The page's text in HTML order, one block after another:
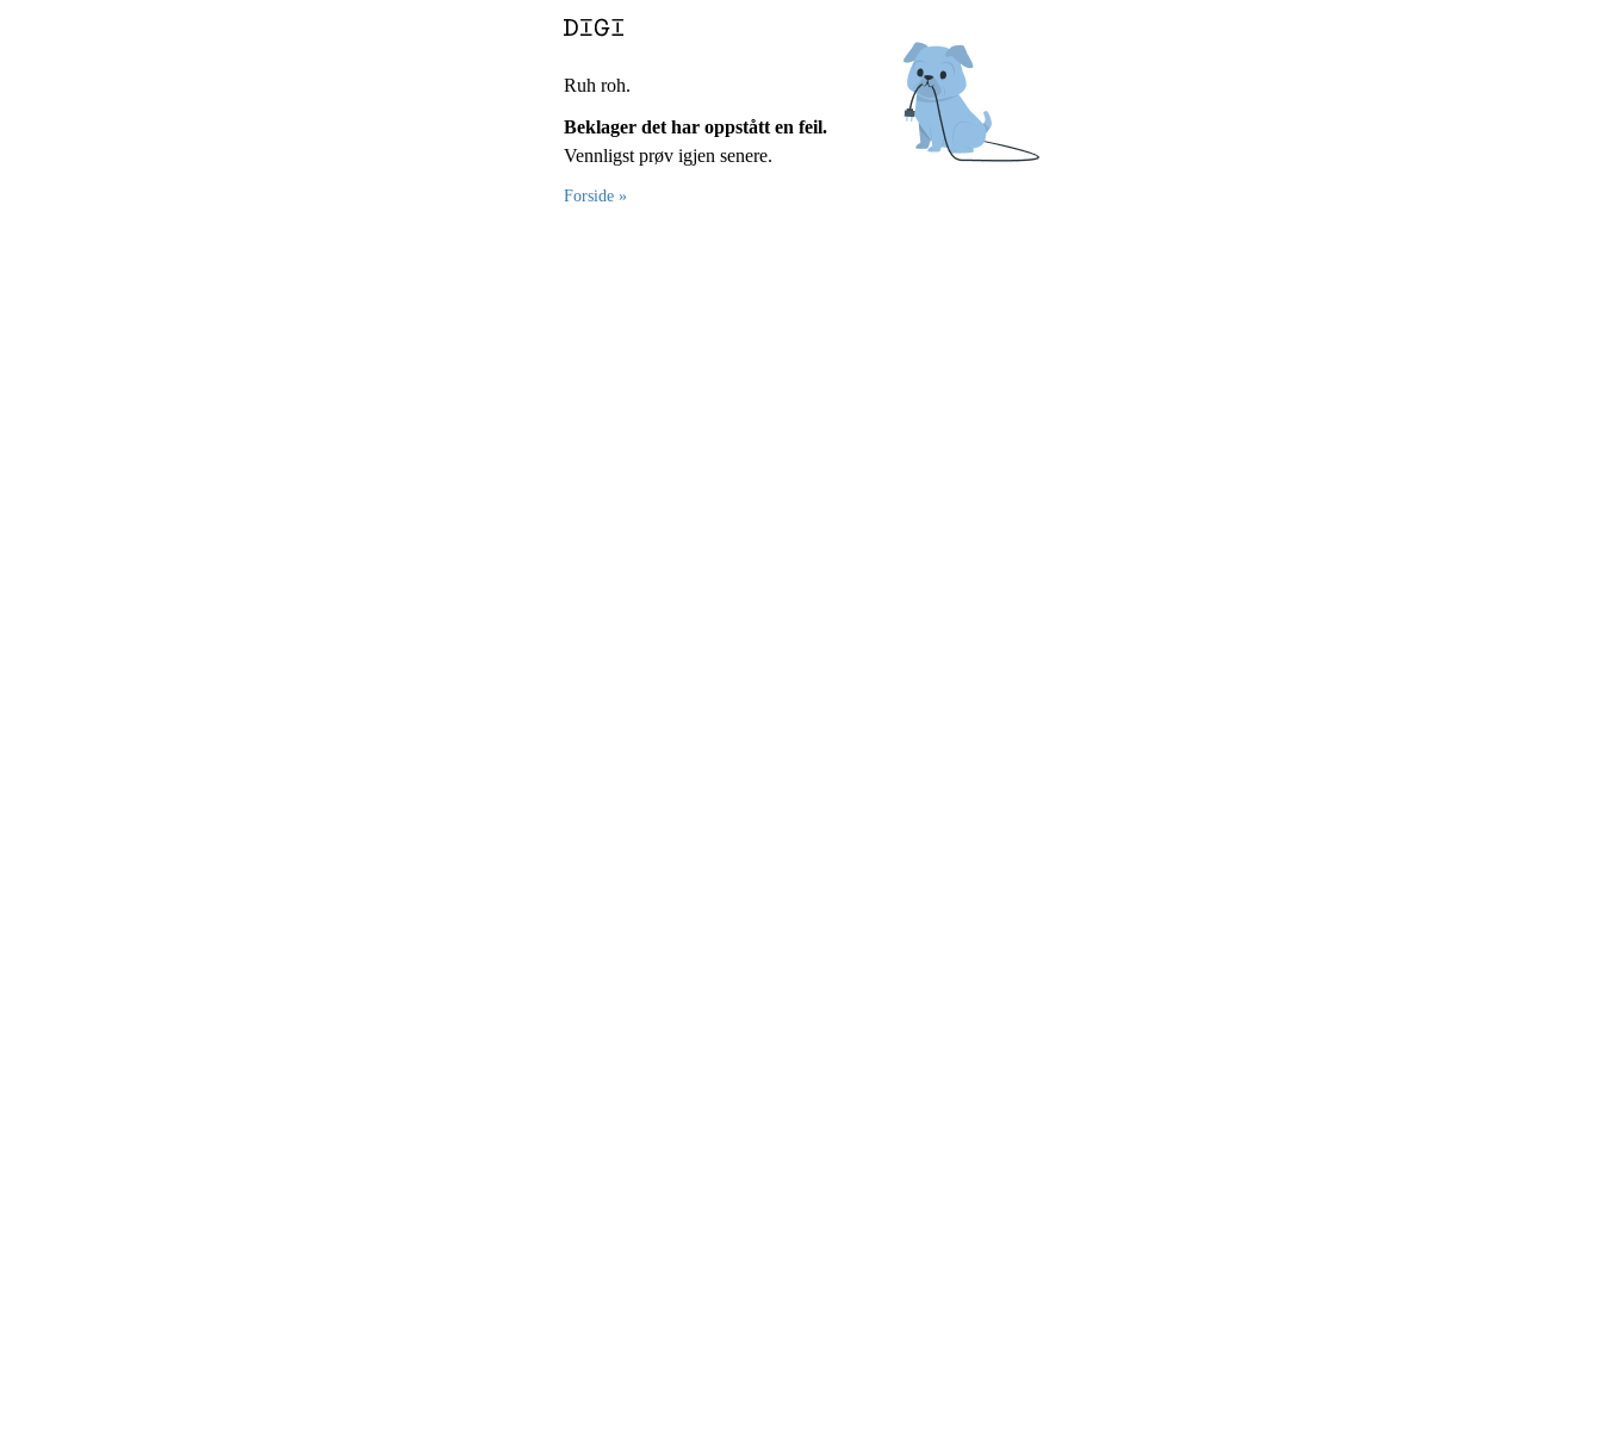
Ruh roh.
Beklager det har oppstått en feil.
Vennligst prøv igjen senere.
Forside »